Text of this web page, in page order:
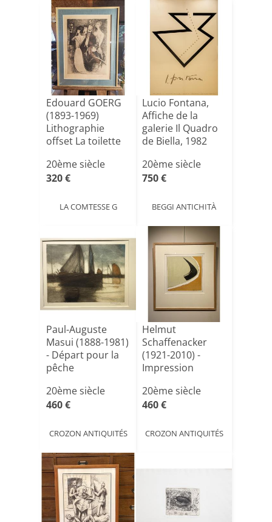
Edouard GOERG
(1893-1969)
Lithographie
offset La toilette
20ème siècle
320 €
LA COMTESSE G
Lucio Fontana,
Affiche de la
galerie Il Quadro
de Biella, 1982
20ème siècle
750 €
BEGGI ANTICHITÀ
Paul-Auguste
Masui (1888-1981)
- Départ pour la
pêche
20ème siècle
460 €
CROZON ANTIQUITÉS
Helmut
Schaffenacker
(1921-2010) -
Impression
20ème siècle
460 €
CROZON ANTIQUITÉS